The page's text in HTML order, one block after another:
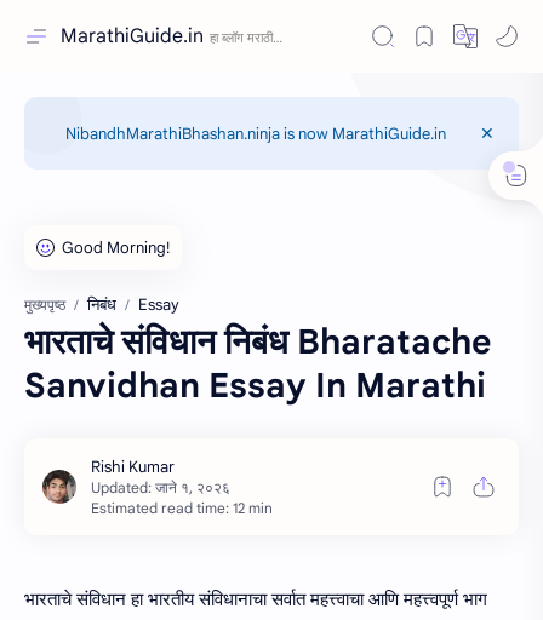
MarathiGuide.in
NibandhMarathiBhashan.ninja is now MarathiGuide.in
मुख्यपृष्ठ निबंध Essay
भारताचे संविधान निबंध Bharatache
Sanvidhan Essay In Marathi
Estimated read time: 12 min
भारताचे संविधान हा भारतीय संविधानाचा सर्वात महत्त्वाचा आणि महत्त्वपूर्ण भाग